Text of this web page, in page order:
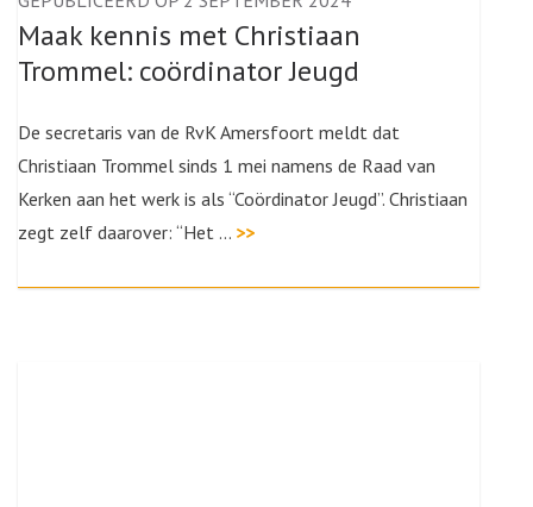
Maak kennis met Christiaan
Trommel: coördinator Jeugd
De secretaris van de RvK Amersfoort meldt dat
Christiaan Trommel sinds 1 mei namens de Raad van
Kerken aan het werk is als “Coördinator Jeugd”. Christiaan
zegt zelf daarover: “Het … >>